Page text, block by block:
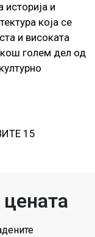
и
која се
и високата
голем дел од
15